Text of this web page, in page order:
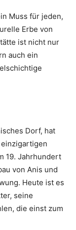
Muss für jeden,
Erbe von
ist nicht nur
auch ein
Dorf, hat
19. Jahrhundert
von Anis und
Heute ist es
seine
die einst zum